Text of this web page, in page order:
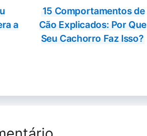
a
15 Comportamentos de
Cão Explicados: Por Que
Seu Cachorro Faz Isso?